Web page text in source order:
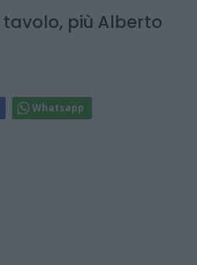
tavolo, più Alberto
Whatsapp